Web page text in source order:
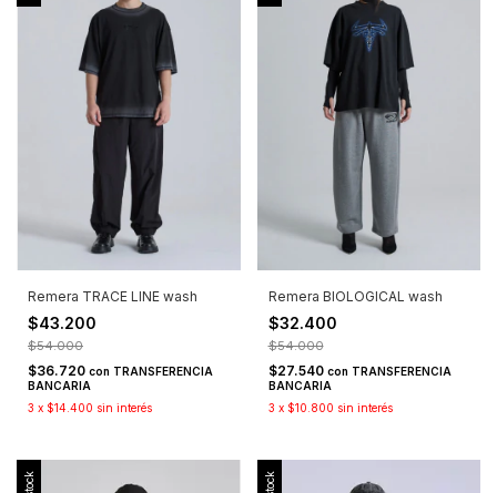
Remera TRACE LINE wash
$43.200
$54.000
$36.720 con TRANSFERENCIA
BANCARIA
3 x $14.400 sin interés
Remera BIOLOGICAL wash
$32.400
$54.000
$27.540 con TRANSFERENCIA
BANCARIA
3 x $10.800 sin interés